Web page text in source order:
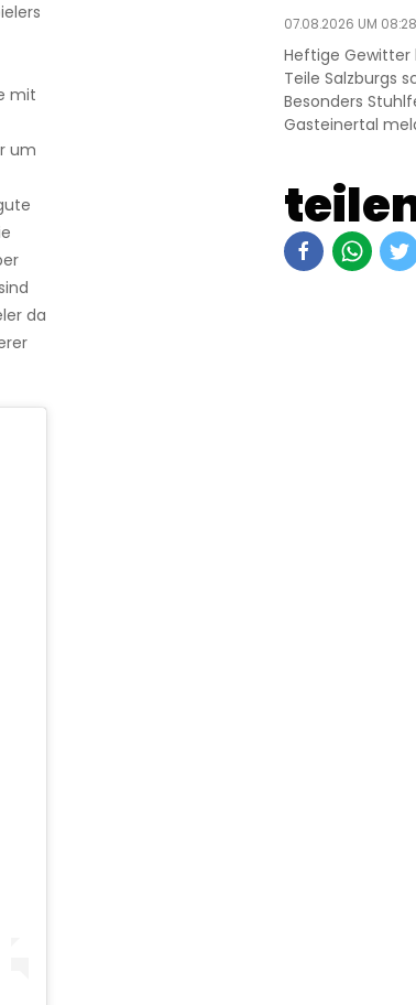
mit
um
da
07.08.2026 UM
Heftige
Teile Salzburgs
Besonders
Gasteinertal